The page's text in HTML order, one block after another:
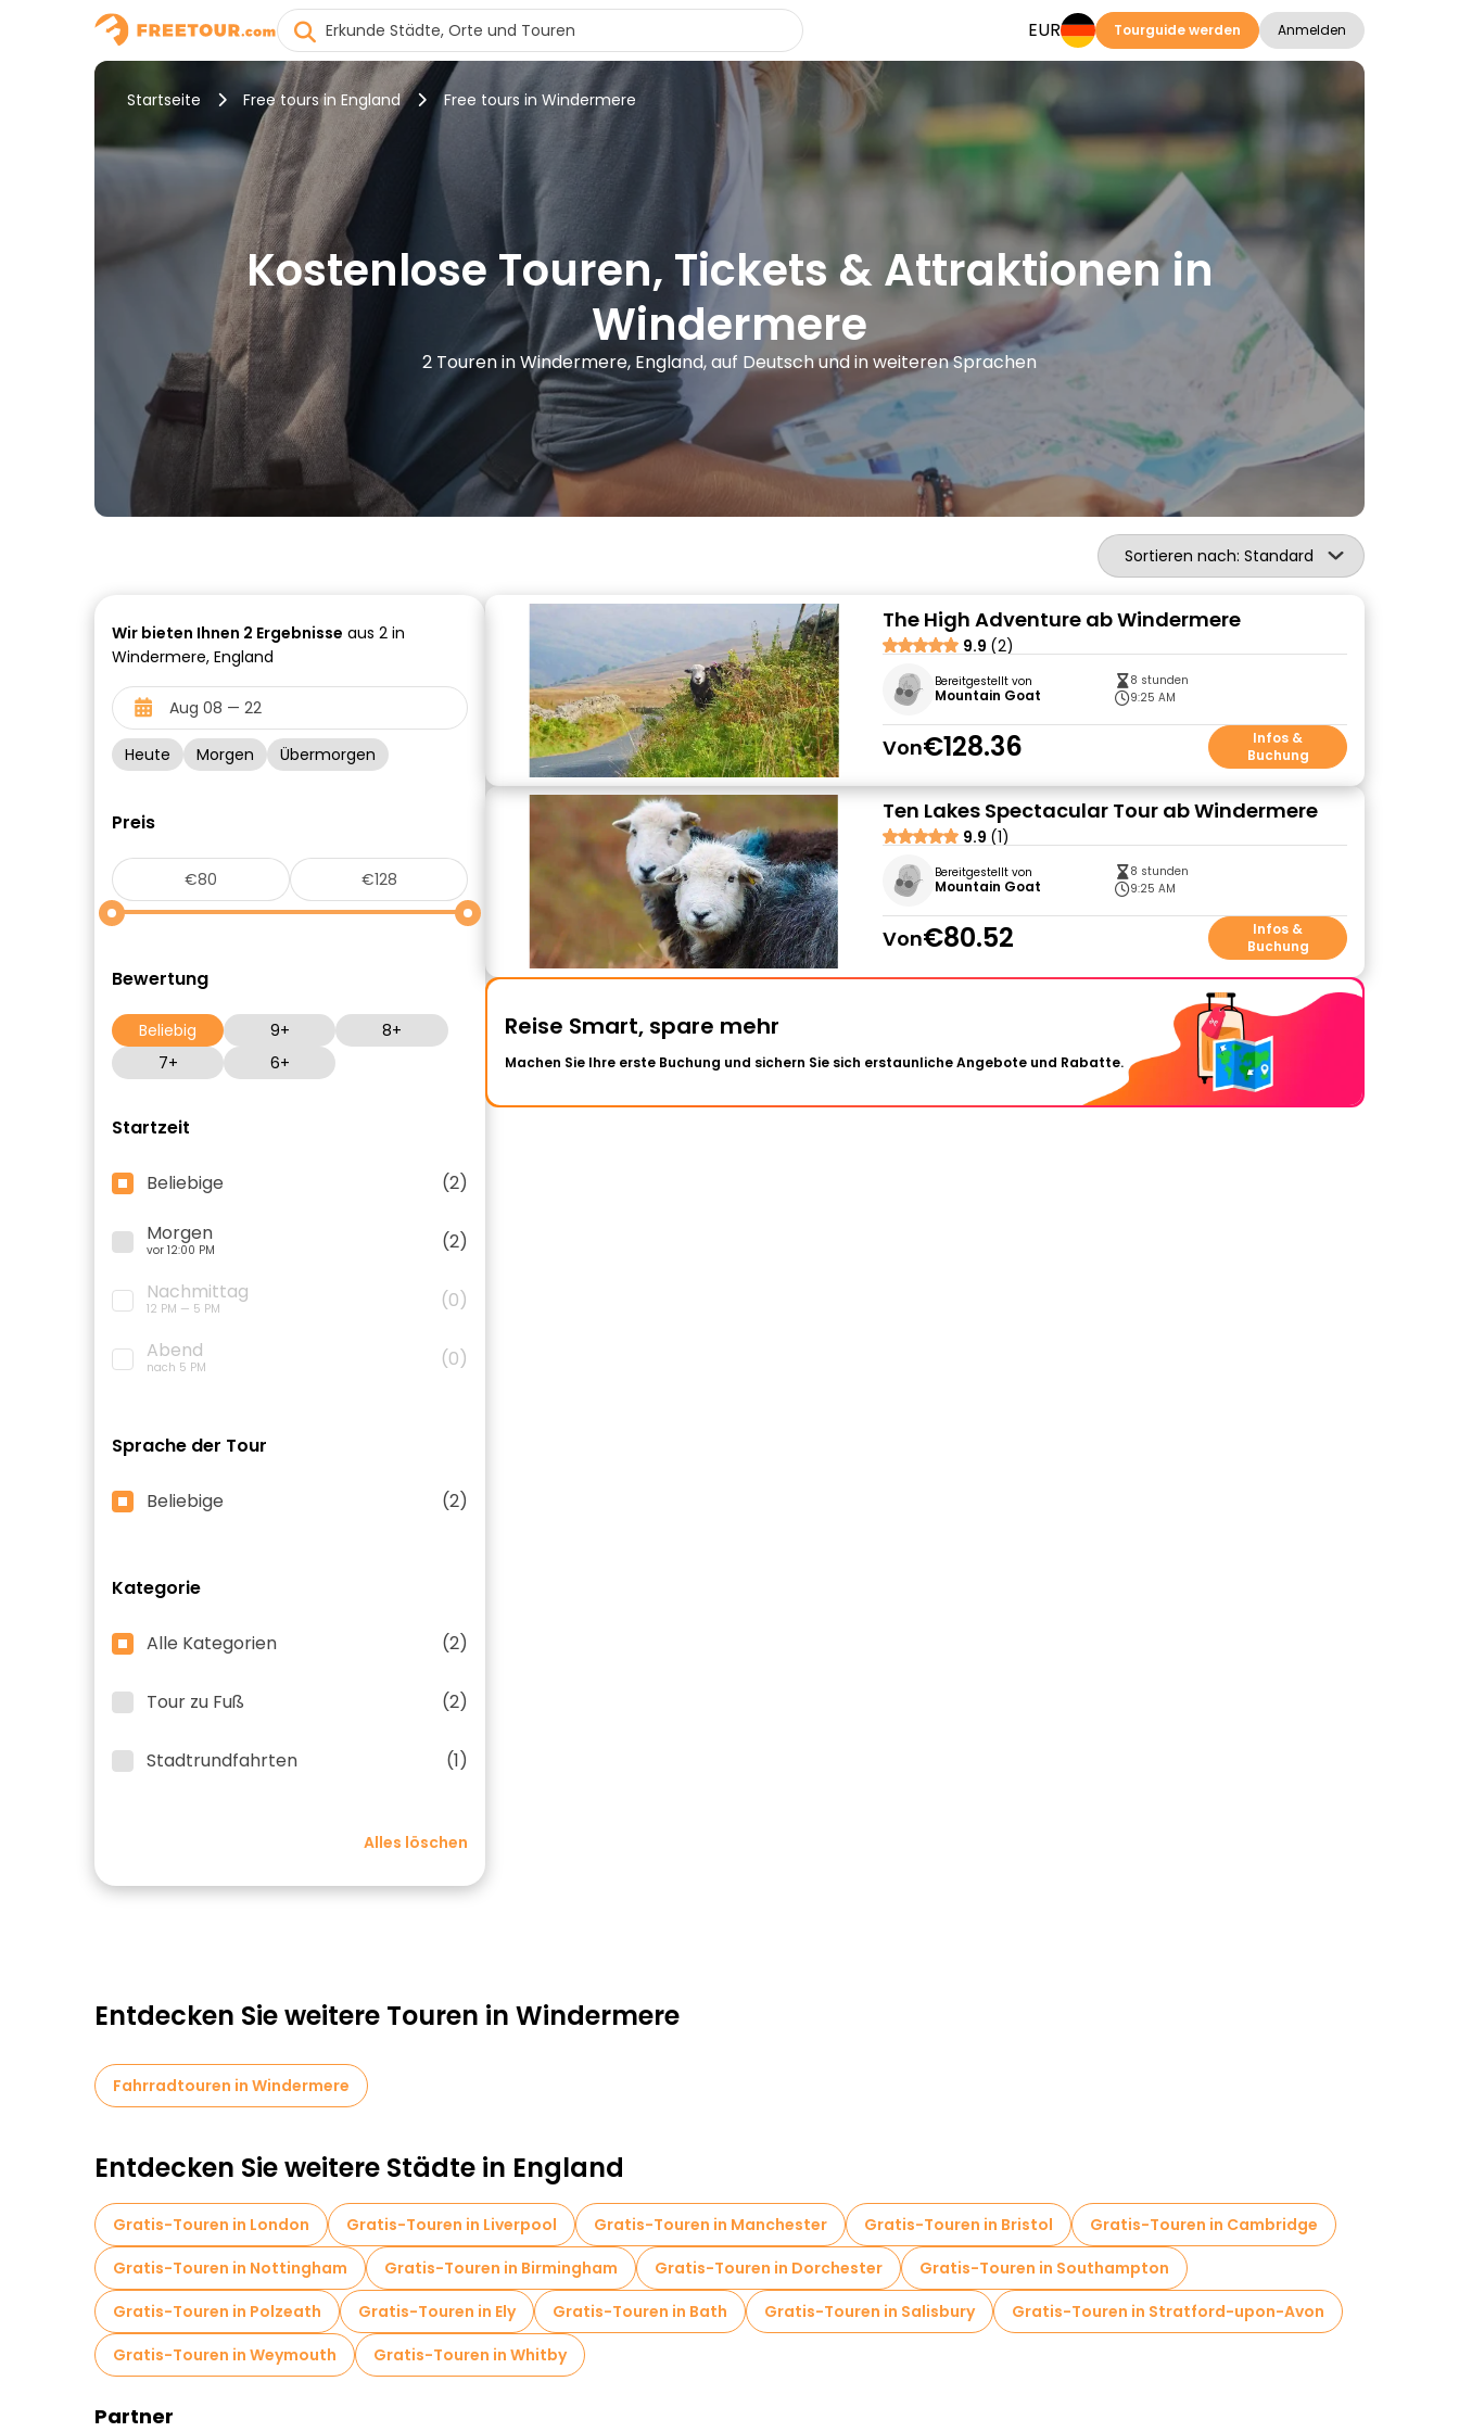
EUR Tourguide werden Anmelden
Startseite Free tours in England Free tours in Windermere
Kostenlose Touren, Tickets & Attraktionen in
Windermere
2 Touren in Windermere, England, auf Deutsch und in weiteren Sprachen
Sortieren nach: Standard
Wir bieten Ihnen 2 Ergebnisse aus 2 in
Windermere, England
Heute Morgen Übermorgen
Preis
Bewertung
Beliebig 9+
8+
7+
6+
Startzeit
Beliebige
(2)
Morgen
vor 12:00 PM
(2)
Nachmittag
12 PM — 5 PM
(0)
Abend
nach 5 PM (0)
Sprache der Tour
Beliebige (2)
Kategorie
Alle Kategorien (2)
Tour zu Fuß (2)
Stadtrundfahrten (1)
Alles löschen
The High Adventure ab Windermere
9.9 (2)
Bereitgestellt von
Mountain Goat
8 stunden
9:25 AM
Von€128.36
Infos &
Buchung
Ten Lakes Spectacular Tour ab Windermere
9.9 (1)
Bereitgestellt von
Mountain Goat
8 stunden
9:25 AM
Von€80.52
Infos &
Buchung
Reise Smart, spare mehr
Machen Sie Ihre erste Buchung und sichern Sie sich erstaunliche Angebote und Rabatte.
Entdecken Sie weitere Touren in Windermere
Fahrradtouren in Windermere
Entdecken Sie weitere Städte in England
Gratis-Touren in London Gratis-Touren in Liverpool Gratis-Touren in Manchester Gratis-Touren in Bristol
Gratis-Touren in Cambridge
Gratis-Touren in Nottingham
Gratis-Touren in Birmingham Gratis-Touren in Dorchester
Gratis-Touren in Southampton
Gratis-Touren in Polzeath
Gratis-Touren in Ely Gratis-Touren in Bath Gratis-Touren in Salisbury
Gratis-Touren in Stratford-upon-Avon
Gratis-Touren in Weymouth
Gratis-Touren in Whitby
Partner